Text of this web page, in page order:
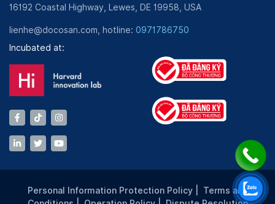
16192 Coastal Highway, Lewes, DE 19958, USA
lienhe@docosan.com, hotline: 0971786750
Incubated at:
Personal Information Protection Policy
Terms and